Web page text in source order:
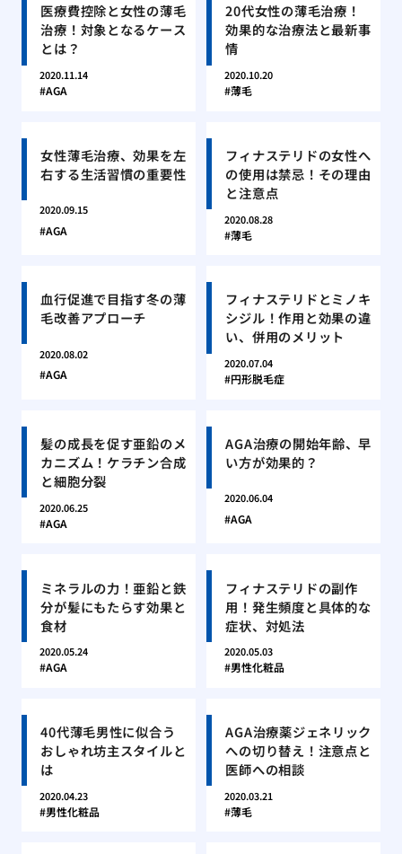
医療費控除と女性の薄毛
治療！対象となるケース
とは？
2020.11.14
AGA
20代女性の薄毛治療！
効果的な治療法と最新事
情
2020.10.20
薄毛
女性薄毛治療、効果を左
右する生活習慣の重要性
2020.09.15
AGA
フィナステリドの女性へ
の使用は禁忌！その理由
と注意点
2020.08.28
薄毛
血行促進で目指す冬の薄
毛改善アプローチ
2020.08.02
AGA
フィナステリドとミノキ
シジル！作用と効果の違
い、併用のメリット
2020.07.04
円形脱毛症
髪の成長を促す亜鉛のメ
カニズム！ケラチン合成
と細胞分裂
2020.06.25
AGA
AGA治療の開始年齢、早
い方が効果的？
2020.06.04
AGA
ミネラルの力！亜鉛と鉄
分が髪にもたらす効果と
食材
2020.05.24
AGA
フィナステリドの副作
用！発生頻度と具体的な
症状、対処法
2020.05.03
男性化粧品
40代薄毛男性に似合う
おしゃれ坊主スタイルと
は
2020.04.23
男性化粧品
AGA治療薬ジェネリック
への切り替え！注意点と
医師への相談
2020.03.21
薄毛